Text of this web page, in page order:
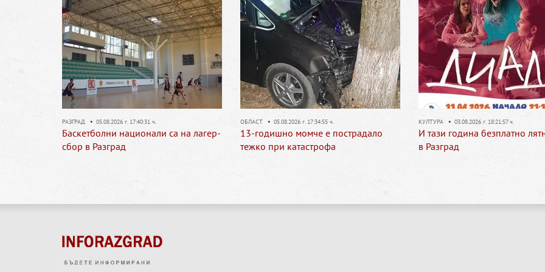
ОБЛАСТ • 05.08.2026 г. 17:34:55 ч.
13-годишно момче е пострадало
тежко при катастрофа
КУЛТУРА 03.08.2026 г. 18:21:57 ч.
И тази година безплатно лятно кино
в Разград
ОБЛАСТ 03.08.2026 г. 18:11:56 ч.
Свободни работни места в
Разград към 3 август 2026 г.